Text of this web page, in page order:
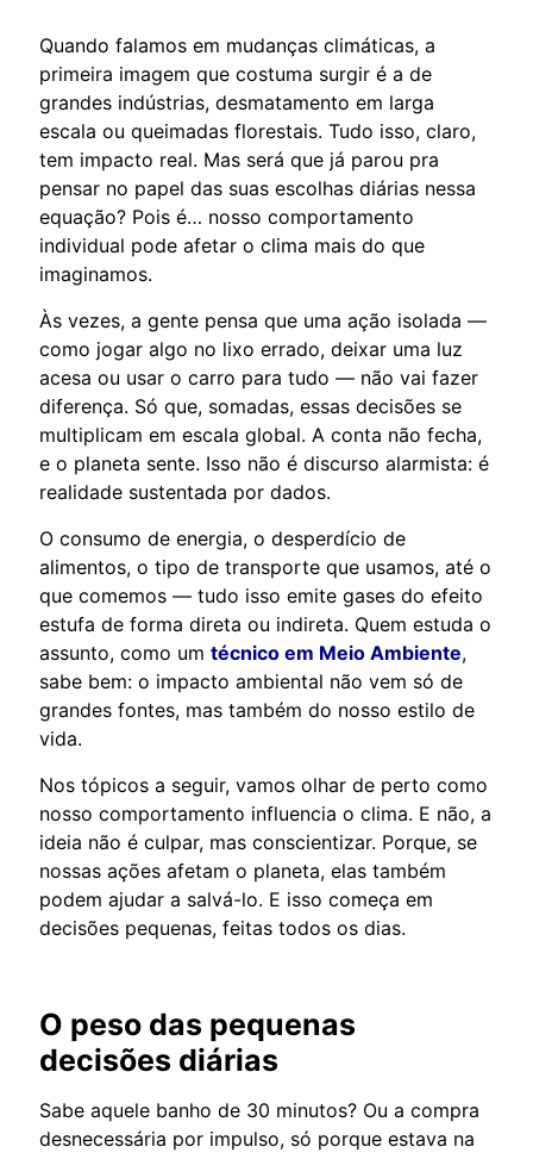
Quando falamos em mudanças climáticas, a
primeira imagem que costuma surgir é a de
grandes indústrias, desmatamento em larga
escala ou queimadas florestais. Tudo isso, claro,
tem impacto real. Mas será que já parou pra
pensar no papel das suas escolhas diárias nessa
equação? Pois é… nosso comportamento
individual pode afetar o clima mais do que
imaginamos.
Às vezes, a gente pensa que uma ação isolada —
como jogar algo no lixo errado, deixar uma luz
acesa ou usar o carro para tudo — não vai fazer
diferença. Só que, somadas, essas decisões se
multiplicam em escala global. A conta não fecha,
e o planeta sente. Isso não é discurso alarmista: é
realidade sustentada por dados.
O consumo de energia, o desperdício de
alimentos, o tipo de transporte que usamos, até o
que comemos — tudo isso emite gases do efeito
estufa de forma direta ou indireta. Quem estuda o
assunto, como um técnico em Meio Ambiente,
sabe bem: o impacto ambiental não vem só de
grandes fontes, mas também do nosso estilo de
vida.
Nos tópicos a seguir, vamos olhar de perto como
nosso comportamento influencia o clima. E não, a
ideia não é culpar, mas conscientizar. Porque, se
nossas ações afetam o planeta, elas também
podem ajudar a salvá-lo. E isso começa em
decisões pequenas, feitas todos os dias.
O peso das pequenas
decisões diárias
Sabe aquele banho de 30 minutos? Ou a compra
desnecessária por impulso, só porque estava na